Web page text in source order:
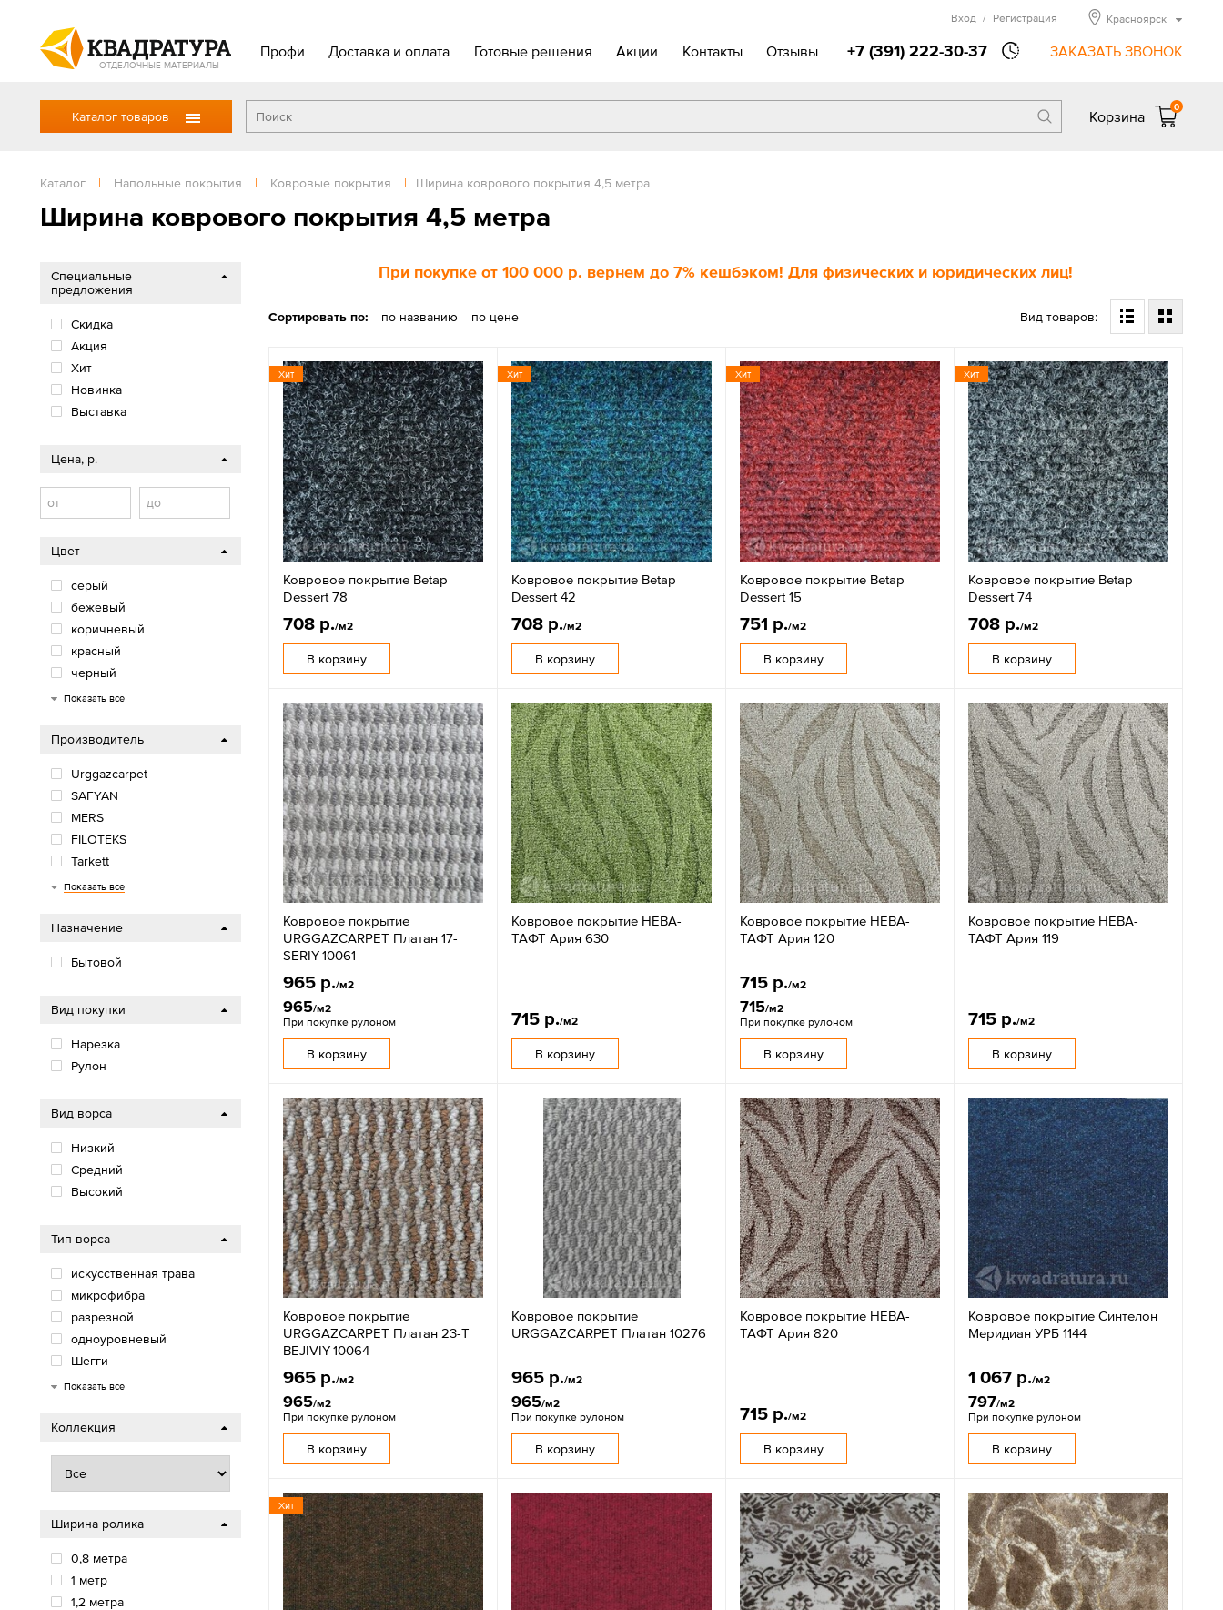
ОТДЕЛОЧНЫЕ МАТЕРИАЛЫ
Профи Доставка и оплата Готовые решения Акции Контакты Отзывы +7 (391) 222-30-37 ЗАКАЗАТЬ ЗВОНОК
Вход / Регистрация Красноярск
Каталог товаров Корзина
0
Каталог | Напольные покрытия | Ковровые покрытия | Ширина коврового покрытия 4,5 метра
Ширина коврового покрытия 4,5 метра
При покупкеот 100 000 р. вернем до7% кешбэком! Для физических и юридических лиц!
Сортировать по: по названию по цене Вид товаров:
Хит
Ковровое покрытие Betap
Dessert 78
708 р./м2
В корзину
Хит
Ковровое покрытие Betap
Dessert 42
708 р./м2
В корзину
Хит
Ковровое покрытие Betap
Dessert 15
751 р./м2
В корзину
Хит
Ковровое покрытие Betap
Dessert 74
708 р./м2
В корзину
Ковровое покрытие
URGGAZCARPET Платан 17-
SERIY-10061
965 р./м2
965/м2
При покупке рулоном
В корзину
Ковровое покрытие НЕВА-
ТАФТ Ария 630
715 р./м2
В корзину
Ковровое покрытие НЕВА-
ТАФТ Ария 120
715 р./м2
715/м2
При покупке рулоном
В корзину
Ковровое покрытие НЕВА-
ТАФТ Ария 119
715 р./м2
В корзину
Ковровое покрытие
URGGAZCARPET Платан 23-T
BEJIVIY-10064
965 р./м2
965/м2
При покупке рулоном
В корзину
Ковровое покрытие
URGGAZCARPET Платан 10276
965 р./м2
965/м2
При покупке рулоном
В корзину
Ковровое покрытие НЕВА-
ТАФТ Ария 820
715 р./м2
В корзину
Ковровое покрытие Синтелон
Меридиан УРБ 1144
1 067 р./м2
797/м2
При покупке рулоном
В корзину
Хит
Специальные
предложения
Скидка
Акция
Хит
Новинка
Выставка
Цена, р.
от до
Цвет
серый
бежевый
коричневый
красный
черный
синий
зеленый
белый
голубой
розовый
оранжевый
микс
Показать все
Производитель
Urggazcarpet
SAFYAN
MERS
FILOTEKS
Tarkett
Синтелон
Ковры Бреста
URGGAZCARPET
НЕВА-ТАФТ
Витебские ковры
KAPLANCER
PLATO HALI
OZKAPLAN
AW
Betap
Показать все
Назначение
Бытовой
Вид покупки
Нарезка
Рулон
Вид ворса
Низкий
Средний
Высокий
Тип ворса
искусственная трава
микрофибра
разрезной
одноуровневый
Шегги
Разрезной ворс
скролл
велюр
петля
фризе
иглопробивной
хит-сет
бербер
Показать все
Коллекция
Ширина ролика
0,8 метра
1 метр
1,2 метра